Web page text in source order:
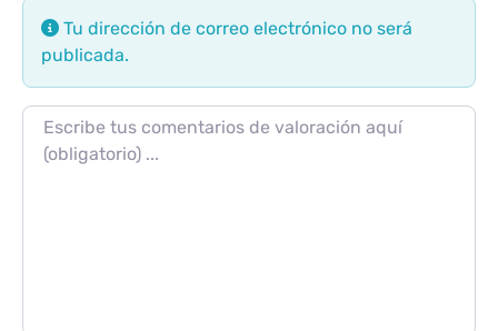
Tu dirección de correo electrónico no será
publicada.
Texto de la reseña